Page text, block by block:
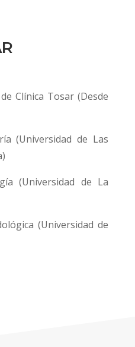
Clínica Tosar (Desde
(Universidad de Las
(Universidad de La
(Universidad de